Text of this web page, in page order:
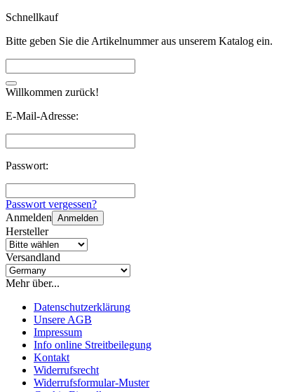
Schnellkauf
Bitte geben Sie die Artikelnummer aus unserem Katalog ein.
Willkommen zurück!
E-Mail-Adresse:
Passwort:
Passwort vergessen?
Anmelden Anmelden
Hersteller
Versandland
Mehr über...
Datenschutzerklärung
Unsere AGB
Impressum
Info online Streitbeilegung
Kontakt
Widerrufsrecht
Widerrufsformular-Muster